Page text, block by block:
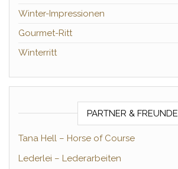
Winter-Impressionen
Gourmet-Ritt
Winterritt
PARTNER & FREUNDE
Tana Hell – Horse of Course
Lederlei – Lederarbeiten